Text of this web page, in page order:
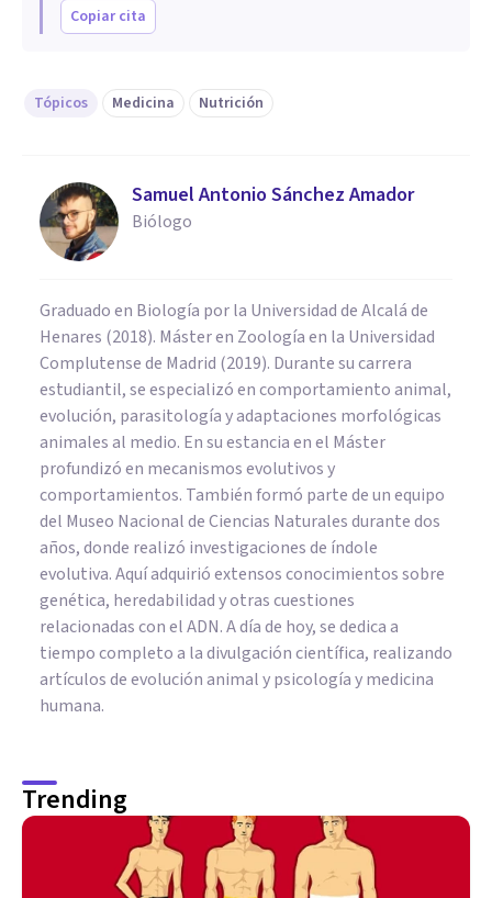
Copiar cita
Tópicos Medicina Nutrición
Samuel Antonio Sánchez Amador
Biólogo
Graduado en Biología por la Universidad de Alcalá de
Henares (2018). Máster en Zoología en la Universidad
Complutense de Madrid (2019). Durante su carrera
estudiantil, se especializó en comportamiento animal,
evolución, parasitología y adaptaciones morfológicas
animales al medio. En su estancia en el Máster
profundizó en mecanismos evolutivos y
comportamientos. También formó parte de un equipo
del Museo Nacional de Ciencias Naturales durante dos
años, donde realizó investigaciones de índole
evolutiva. Aquí adquirió extensos conocimientos sobre
genética, heredabilidad y otras cuestiones
relacionadas con el ADN. A día de hoy, se dedica a
tiempo completo a la divulgación científica, realizando
artículos de evolución animal y psicología y medicina
humana.
Trending